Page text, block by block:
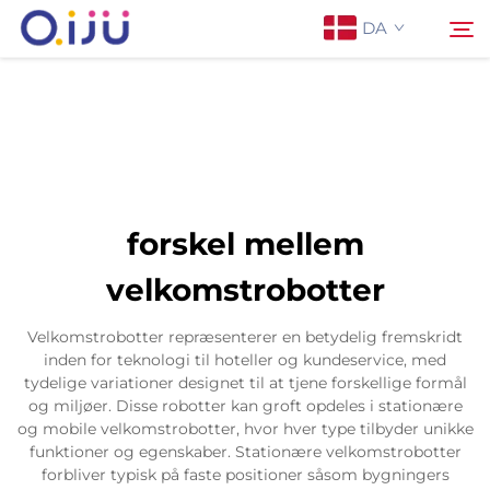
DA
Anvendelse
Sag
Nyheder
forskel mellem
velkomstrobotter
Velkomstrobotter repræsenterer en betydelig fremskridt
inden for teknologi til hoteller og kundeservice, med
tydelige variationer designet til at tjene forskellige formål
og miljøer. Disse robotter kan groft opdeles i stationære
og mobile velkomstrobotter, hvor hver type tilbyder unikke
funktioner og egenskaber. Stationære velkomstrobotter
forbliver typisk på faste positioner såsom bygningers